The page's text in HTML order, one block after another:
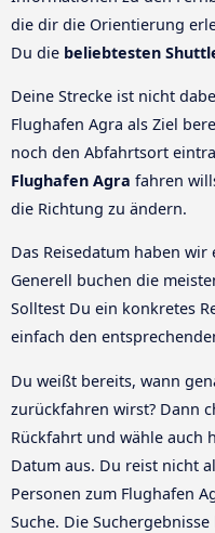
die dir die Orientierung
Du die beliebtesten
Deine Strecke ist nicht
Flughafen Agra als Ziel
noch den Abfahrtsort
Flughafen Agra fahren
die Richtung zu ändern.
Das Reisedatum haben
Generell buchen die
Solltest Du ein konkretes
einfach den
Du weißt bereits, wann
zurückfahren wirst? Dann
Rückfahrt und wähle auch
Datum aus. Du reist nicht
Personen zum Flughafen
Suche. Die